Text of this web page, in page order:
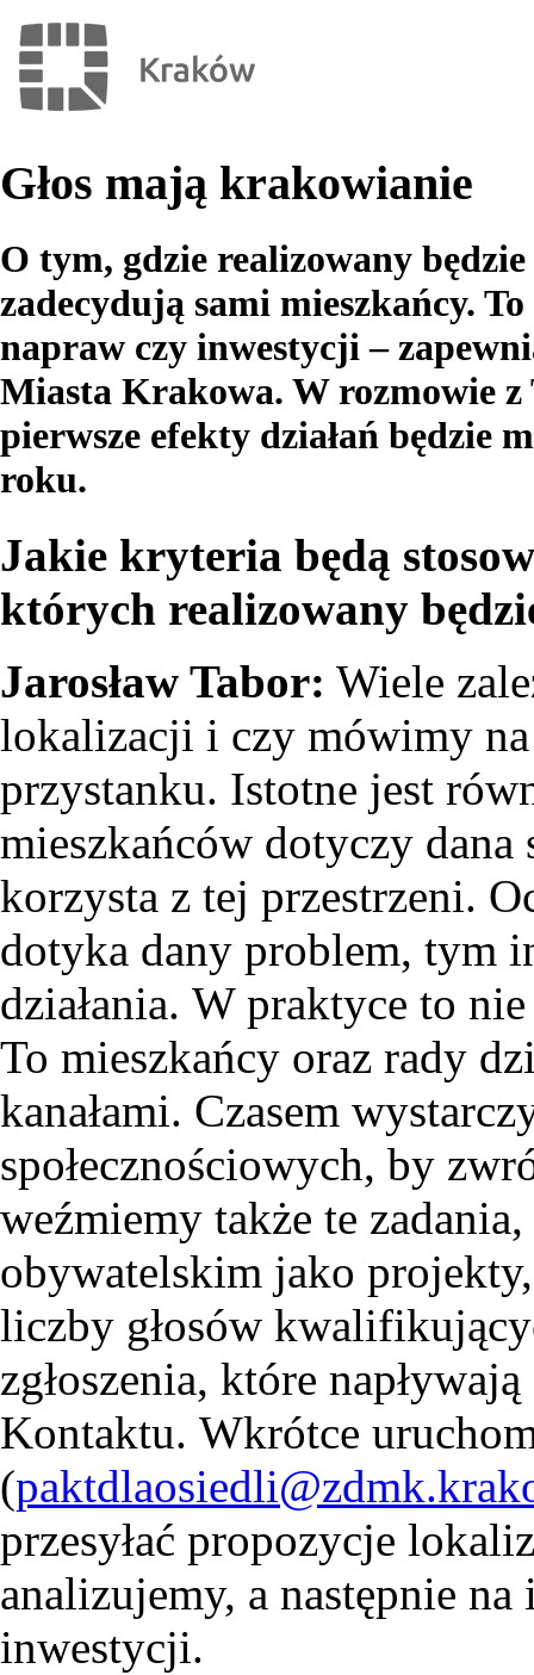
Głos mają krakowianie
O tym, gdzie realizowany
zadecydują sami mieszkańcy.
napraw czy inwestycji –
Miasta Krakowa. W rozmowie z
pierwsze efekty działań będzie
roku.
Jakie kryteria będą
których realizowany
Jarosław Tabor: Wiele
lokalizacji i czy mówimy
przystanku. Istotne jest
mieszkańców dotyczy
korzysta z tej przestrzeni.
dotyka dany problem, tym
działania. W praktyce to
To mieszkańcy oraz rady
kanałami. Czasem
społecznościowych, by
weźmiemy także te
obywatelskim jako
liczby głosów
zgłoszenia, które
Kontaktu. Wkrótce
(
przesyłać propozycje
analizujemy, a następnie
inwestycji.